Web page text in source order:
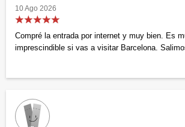
10 Ago 2026
Compré la entrada por internet y muy bien. Es
imprescindible si vas a visitar Barcelona.